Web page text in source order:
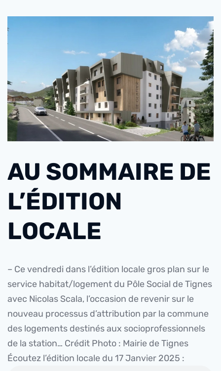
AU SOMMAIRE DE
L’ÉDITION
LOCALE
– Ce vendredi dans l’édition locale gros plan sur le
service habitat/logement du Pôle Social de Tignes
avec Nicolas Scala, l’occasion de revenir sur le
nouveau processus d’attribution par la commune
des logements destinés aux socioprofessionnels
de la station… Crédit Photo : Mairie de Tignes
Écoutez l’édition locale du 17 Janvier 2025 :